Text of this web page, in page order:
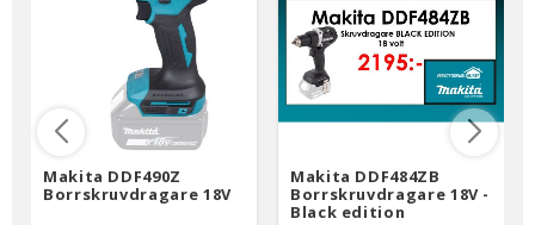
Makita DDF490Z
Borrskruvdragare 18V
Makita DDF484ZB
Borrskruvdragare 18V -
Black edition